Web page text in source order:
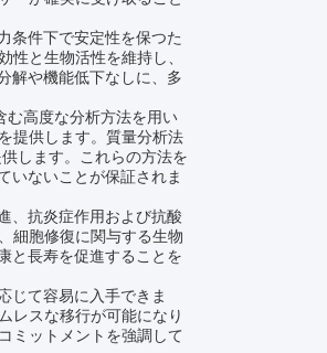
条件下で安定性を保つた
と生物活性を維持し、
解や機能低下なしに、多
む高度な分析方法を用い
提供します。質量分析法
します。これらの方法を
いないことが保証されま
、抗炎症作用および抗酸
細胞修復に関与する生物
と長寿を促進することを
じて容易に入手できま
レスな移行が可能になり
ミットメントを強調して